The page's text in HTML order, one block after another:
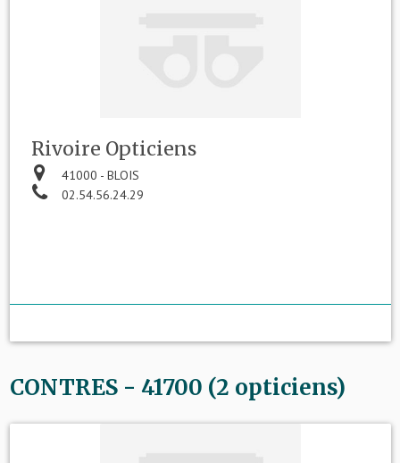
Rivoire Opticiens
41000 - BLOIS
02.54.56.24.29
CONTRES - 41700 (2 opticiens)